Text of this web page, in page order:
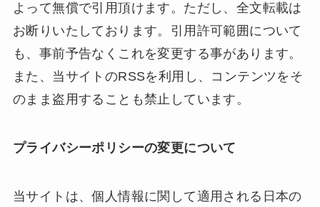
よって無償で引用頂けます。ただし、全文転載は
お断りいたしております。引用許可範囲について
も、事前予告なくこれを変更する事があります。
また、当サイトのRSSを利用し、コンテンツをそ
のまま盗用することも禁止しています。
プライバシーポリシーの変更について
当サイトは、個人情報に関して適用される日本の